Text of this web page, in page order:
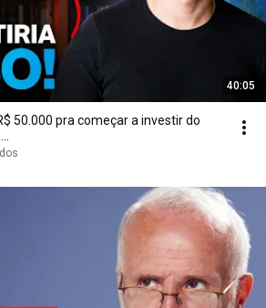
40:05
50.000 pra começar a investir do